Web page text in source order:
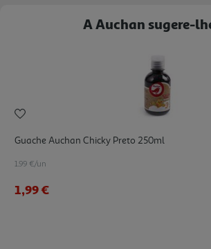
A Auchan sugere-
Guache Auchan Chicky Preto 250ml
1.99 €/un
1,99 €